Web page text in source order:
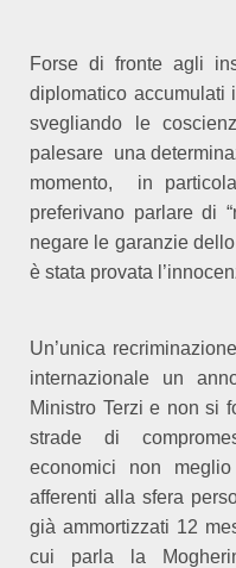
Forse di fronte agli
diplomatico accumulati
svegliando le
palesare una
momento,
in
preferivano parlare di
negare le garanzie
è stata provata
Un’unica
internazionale un
Ministro Terzi e non si
strade di
economici non
afferenti alla sfera
già ammortizzati 12
cui parla la